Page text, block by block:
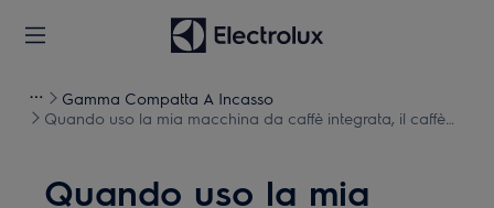
Gamma Compatta A Incasso
Quando uso la mia macchina da caffè integrata, il caffè
Quando uso la mia